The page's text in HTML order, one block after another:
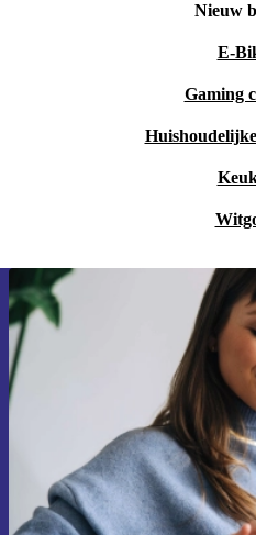
Nieuw
E-
Gaming
Meld je aan
ontvang €15
Mis nooit meer
Voucher
Informatie over het gebruik van